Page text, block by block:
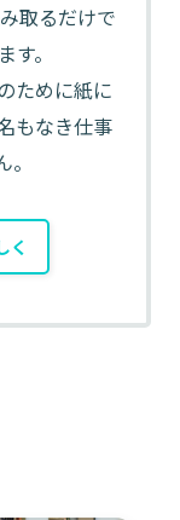
取るだけで
。
ために紙に
もなき仕事
く